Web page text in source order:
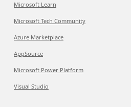
Microsoft Learn
Microsoft Tech Community
Azure Marketplace
AppSource
Microsoft Power Platform
Visual Studio